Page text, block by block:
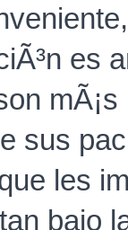
es
sus
les
bajo